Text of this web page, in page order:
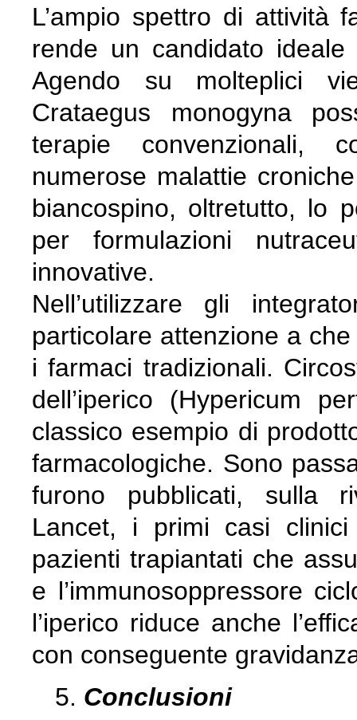
L’ampio spettro di attività
rende un candidato
Agendo su molteplici
Crataegus monogyna
terapie convenzionali,
numerose malattie
biancospino, oltretutto, lo
per formulazioni
innovative.
Nell’utilizzare gli
particolare attenzione a
i farmaci tradizionali.
dell’iperico (Hypericum
classico esempio di
farmacologiche. Sono
furono pubblicati, sulla
Lancet, i primi casi
pazienti trapiantati che
e l’immunosoppressore
l’iperico riduce anche
con conseguente
Conclusioni